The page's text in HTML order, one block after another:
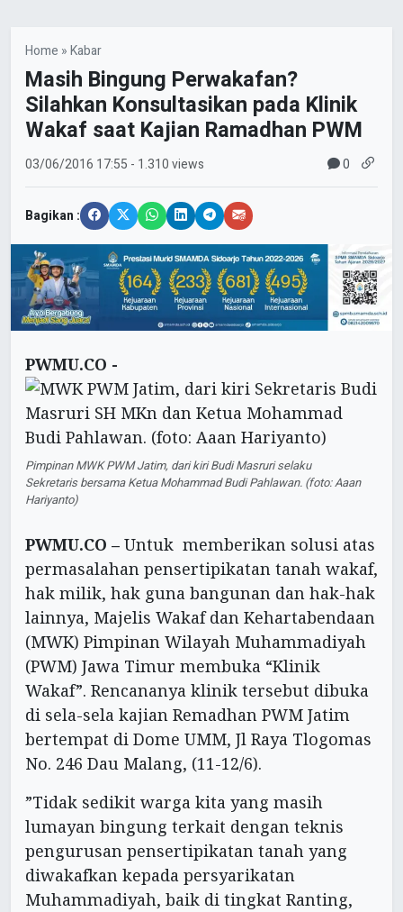
Home »Kabar
Masih Bingung Perwakafan?
Silahkan Konsultasikan pada Klinik
Wakaf saat Kajian Ramadhan PWM
03/06/2016 17:55 - 1.310 views 0
Bagikan :
PWMU.CO -
Pimpinan MWK PWM Jatim, dari kiri Budi Masruri selaku
Sekretaris bersama Ketua Mohammad Budi Pahlawan. (foto: Aaan
Hariyanto)
PWMU.CO – Untuk memberikan solusi atas
permasalahan pensertipikatan tanah wakaf,
hak milik, hak guna bangunan dan hak-hak
lainnya, Majelis Wakaf dan Kehartabendaan
(MWK) Pimpinan Wilayah Muhammadiyah
(PWM) Jawa Timur membuka “Klinik
Wakaf”. Rencananya klinik tersebut dibuka
di sela-sela kajian Remadhan PWM Jatim
bertempat di Dome UMM, Jl Raya Tlogomas
No. 246 Dau Malang, (11-12/6).
”Tidak sedikit warga kita yang masih
lumayan bingung terkait dengan teknis
pengurusan pensertipikatan tanah yang
diwakafkan kepada persyarikatan
Muhammadiyah, baik di tingkat Ranting,